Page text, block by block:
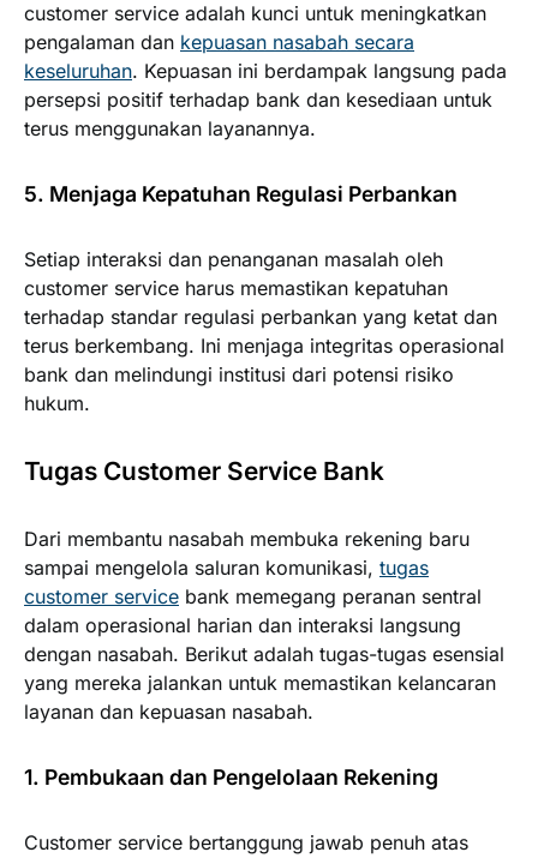
customer service adalah kunci untuk meningkatkan
pengalaman dan kepuasan nasabah secara
keseluruhan. Kepuasan ini berdampak langsung pada
persepsi positif terhadap bank dan kesediaan untuk
terus menggunakan layanannya.
5. Menjaga Kepatuhan Regulasi Perbankan
Setiap interaksi dan penanganan masalah oleh
customer service harus memastikan kepatuhan
terhadap standar regulasi perbankan yang ketat dan
terus berkembang. Ini menjaga integritas operasional
bank dan melindungi institusi dari potensi risiko
hukum.
Tugas Customer Service Bank
Dari membantu nasabah membuka rekening baru
sampai mengelola saluran komunikasi, tugas
customer service bank memegang peranan sentral
dalam operasional harian dan interaksi langsung
dengan nasabah. Berikut adalah tugas-tugas esensial
yang mereka jalankan untuk memastikan kelancaran
layanan dan kepuasan nasabah.
1. Pembukaan dan Pengelolaan Rekening
Customer service bertanggung jawab penuh atas